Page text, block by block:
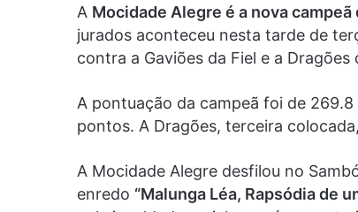
A Mocidade Alegre é a nova campeã
jurados aconteceu nesta tarde de
contra a Gaviões da Fiel e a Dragões
A pontuação da campeã foi de
pontos. A Dragões, terceira
A Mocidade Alegre desfilou no
enredo “Malunga Léa, Rapsódia de